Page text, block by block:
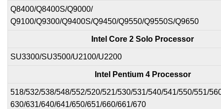
Q8400/Q8400S/Q9000/
Q9100/Q9300/Q9400S/Q9450/Q9550/Q9550S/Q9650
Intel Core 2 Solo Processor
SU3300/SU3500/U2100/U2200
Intel Pentium 4 Processor
518/532/538/548/552/520/521/530/531/540/541/550/551/
630/631/640/641/650/651/660/661/670